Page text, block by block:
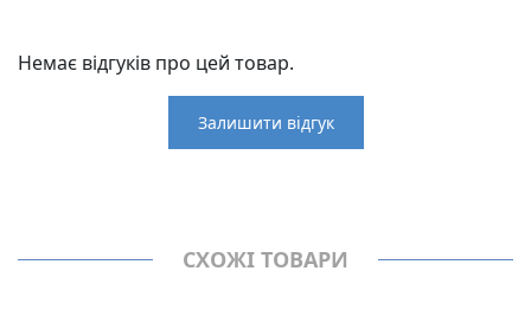
Немає відгуків про цей товар.
Залишити відгук
Модель
133450
СХОЖІ ТОВАРИ